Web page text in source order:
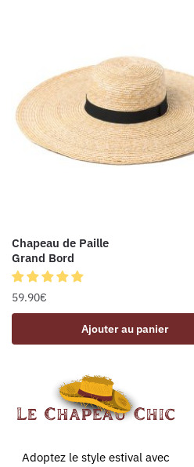
Chapeau de Paille
Grand Bord
59.90€
Ajouter au panier
Adoptez le style estival avec